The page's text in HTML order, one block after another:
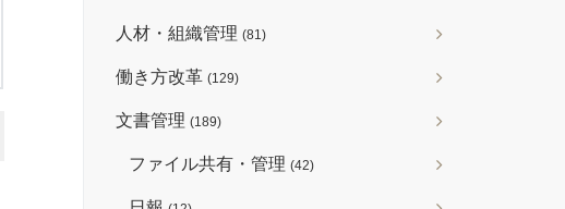
人材・組織管理 (81)
働き方改革 (129)
文書管理 (189)
ファイル共有・管理 (42)